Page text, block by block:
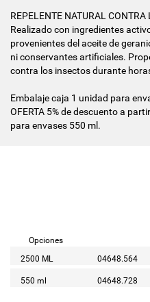
REPELENTE NATURAL CONTRA
Realizado con ingredientes
provenientes del aceite de
ni conservantes artificiales.
contra los insectos durante
Embalaje caja 1 unidad para
OFERTA 5% de descuento a
para envases 550 ml.
Opciones
2500 ML
04648.564
550 ml 04648.728